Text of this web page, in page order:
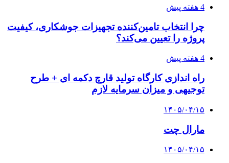
4 هفته پیش
چرا انتخاب تامین‌کننده تجهیزات جوشکاری، کیفیت
پروژه را تعیین می‌کند؟
4 هفته پیش
راه اندازی کارگاه تولید قارچ دکمه ای + طرح
توجیهی و میزان سرمایه لازم
۱۴۰۵/۰۴/۱۵
مارال چت
۱۴۰۵/۰۴/۱۵